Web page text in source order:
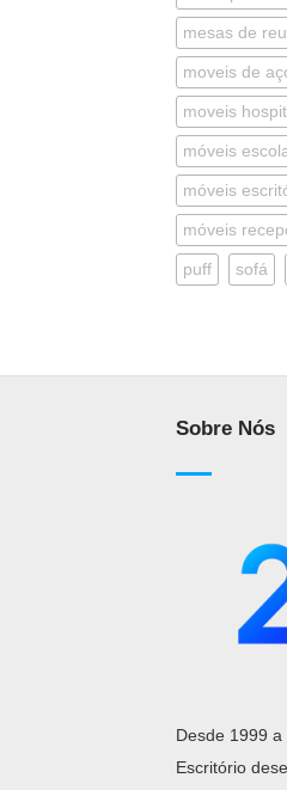
mesas de
moveis de
moveis
móveis
móveis
móveis
puff sofá
Sobre Nós
Desde 1999
Escritório